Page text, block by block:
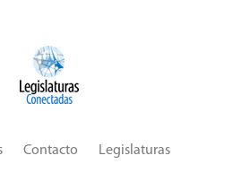
Contacto Legislaturas